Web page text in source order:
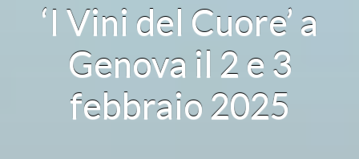
‘I Vini del Cuore’ a
Genova il 2 e 3
febbraio 2025